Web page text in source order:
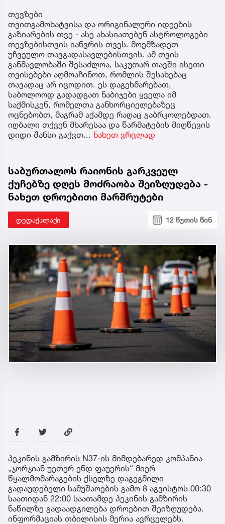
თევზები
თვითგამოხატვისა და ორიგინალური იდეების
გაზიარების თვე - ასე ახასიათებენ ასტროლოგები
თევზებისთვის იანვრის თვეს. მოემზადეთ
უჩვეულო თავგადასავლებისთვის. ამ თვის
განმავლობაში შესაძლოა, საკუთარ თავში ისეთი
თვისებები აღმოაჩინოთ, რომლის შესახებაც
თავადაც არ იცოდით. ეს დაგეხმარებათ,
საბოლოოდ გადადგათ ნაბიჯები ყველა იმ
საქმისკენ, რომელთა განხორციელებაზეც
ოცნებობთ, მაგრამ აქამდე რაღაც გაბრკოლებდათ.
იღბალი თქვენ მხარესაა და წარმატების მიღწევის
დიდი შანსი გაქვთ... ნახეთ ვრცლად
საბურთალოს რაიონის გარკვეულ
ქუჩებზე დღეს მოძრაობა შეიზღუდება -
ნახეთ დროებითი მარშრუტები
დედაქალაქი 12 წუთის წინ
პეკინის გამზირის N37-ის მიმდებარედ კომპანია
„ჯორჯიან უეთერ ენდ ფაუერის“ მიერ
წყალმომარაგების ქსელზე დაგეგმილი
გადაუდებელი სამუშაოების გამო 8 აგვისტოს 00:30
საათიდან 22:00 საათამდე პეკინის გამზირის
ნაწილზე გადაადგილება დროებით შეიზღუდება.
ინფორმაციას თბილისის მერია ავრცელებს.